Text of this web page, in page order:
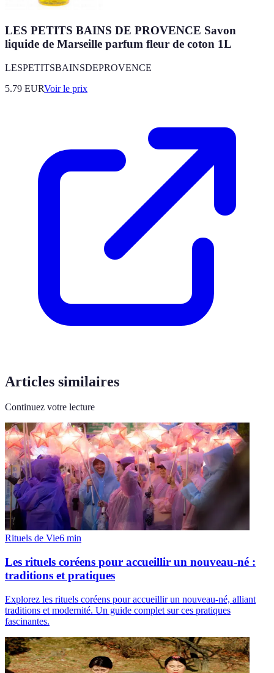
LES PETITS BAINS DE PROVENCE Savon
liquide de Marseille parfum fleur de coton 1L
LESPETITSBAINSDEPROVENCE
5.79 EURVoir le prix
Articles similaires
Continuez votre lecture
Rituels de Vie6 min
Les rituels coréens pour accueillir un nouveau-né :
traditions et pratiques
Explorez les rituels coréens pour accueillir un nouveau-né, alliant
traditions et modernité. Un guide complet sur ces pratiques
fascinantes.